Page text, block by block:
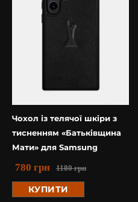
Чохол із телячої шкіри з
тисненням «Батьківщина
Мати» для Samsung
1180грн
780 грн
КУПИТИ